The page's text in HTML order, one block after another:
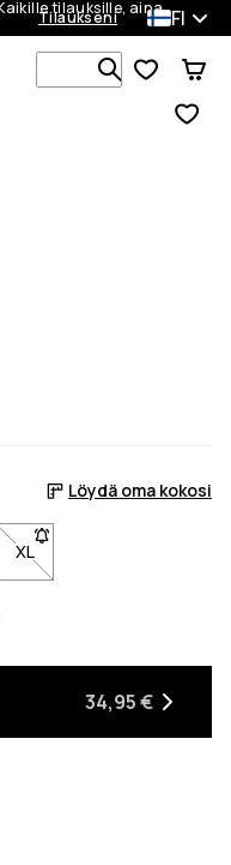
tilauksille, aina.
Tilaukseni FI
Etsi 1 000+
Löydä oma kokosi
Napsauta saadaksesi
Napsauta
L ei ole saatavilla.
XL- Koko XL ei ole
34,95 €